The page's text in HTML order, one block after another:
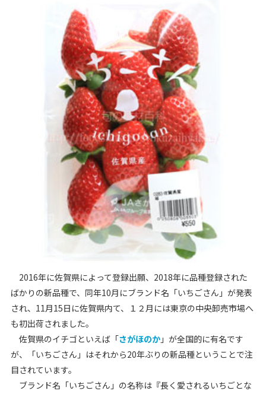
2016年に佐賀県によって登録出願、2018年に品種登録された
ばかりの新品種で、同年10月にブランド名「いちごさん」が発表
され、11月15日に佐賀県内て、１２月には東京の中央卸売市場へ
も初出荷されました。
佐賀県のイチゴといえば「さがほのか」が全国的に有名です
が、「いちごさん」はそれから20年ぶりの新品種ということで注
目されています。
ブランド名「いちごさん」の名称は『長く愛されるいちごとな